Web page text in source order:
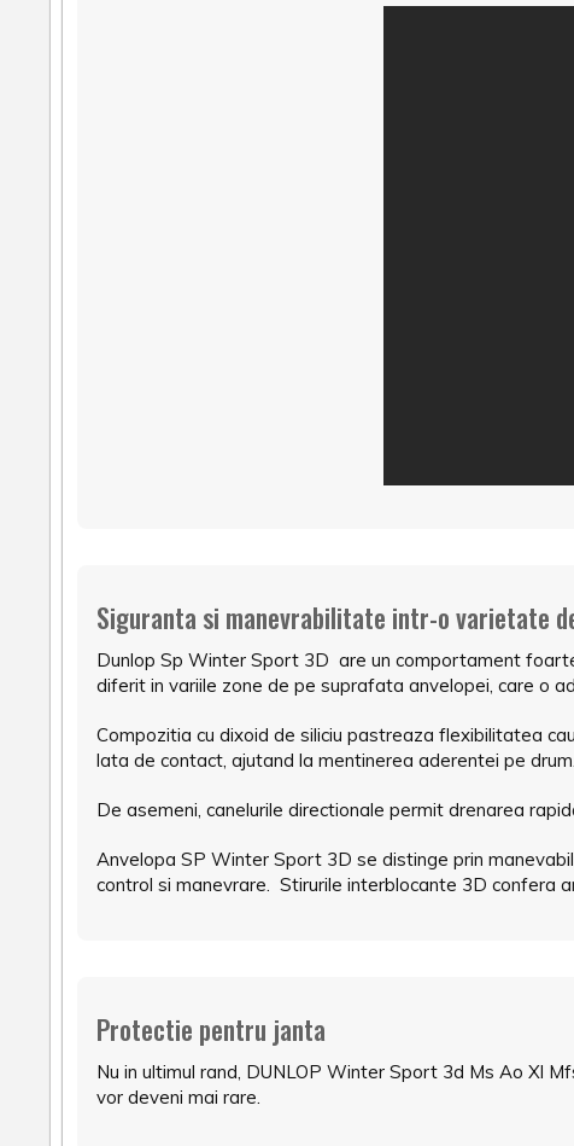
Siguranta si manevrabilitate intr-o varietate
Dunlop Sp Winter Sport 3D are un comportament
diferit in variile zone de pe suprafata anvelopei, care o
Compozitia cu dixoid de siliciu pastreaza flexibilitatea
lata de contact, ajutand la mentinerea aderentei pe drum.
De asemeni, canelurile directionale permit drenarea
Anvelopa SP Winter Sport 3D se distinge prin
control si manevrare. Stirurile interblocante 3D confera
Protectie pentru janta
Nu in ultimul rand, DUNLOP Winter Sport 3d Ms Ao Xl
vor deveni mai rare.